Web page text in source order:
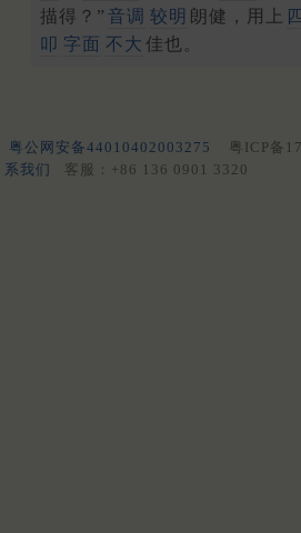
描得？” 音调 较明 朗健，用上
叩 字面 不大 佳也。
粤公网安备44010402003275 粤ICP备
系我们
客服：+86 136 0901 3320